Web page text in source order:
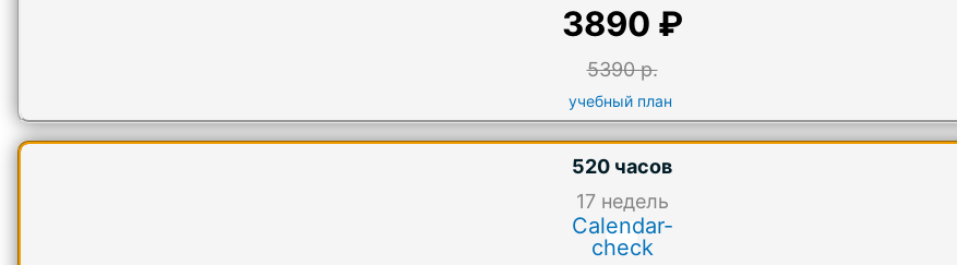
3890 ₽
5390 р.
учебный план
520 часов
17недель
Calendar-
check